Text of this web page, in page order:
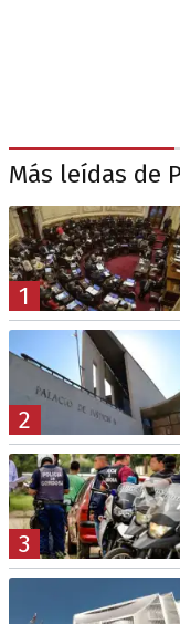
Más leídas de
1
2
3